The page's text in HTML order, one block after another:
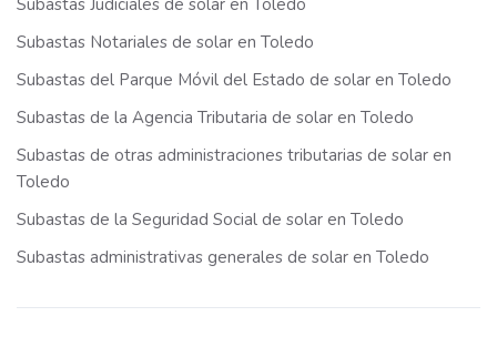
Subastas Judiciales de solar en Toledo
Subastas Notariales de solar en Toledo
Subastas del Parque Móvil del Estado de solar en Toledo
Subastas de la Agencia Tributaria de solar en Toledo
Subastas de otras administraciones tributarias de solar en
Toledo
Subastas de la Seguridad Social de solar en Toledo
Subastas administrativas generales de solar en Toledo